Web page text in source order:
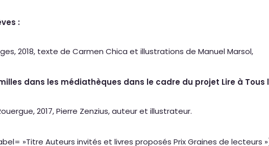
:
2018, texte de Carmen Chica et illustrations de Manuel Marsol,
dans les médiathèques dans le cadre du projet Lire à Tous
2017, Pierre Zenzius, auteur et illustrateur.
»Titre Auteurs invités et livres proposés Prix Graines de lecteurs »]